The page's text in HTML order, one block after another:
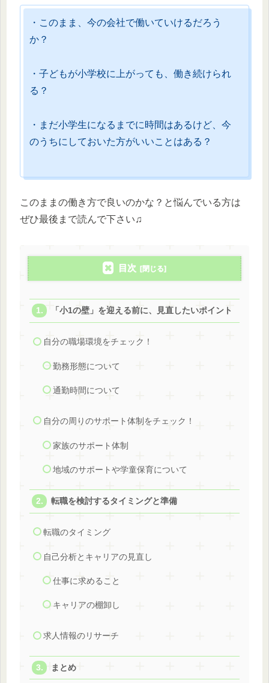
・このまま、今の会社で働いていけるだろう
か？
・子どもが小学校に上がっても、働き続けられ
る？
・まだ小学生になるまでに時間はあるけど、今
のうちにしておいた方がいいことはある？
このままの働き方で良いのかな？と悩んでいる方は
ぜひ最後まで読んで下さい♫
目次
「小1の壁」を迎える前に、見直したいポイント
自分の職場環境をチェック！
勤務形態について
通勤時間について
自分の周りのサポート体制をチェック！
家族のサポート体制
地域のサポートや学童保育について
転職を検討するタイミングと準備
転職のタイミング
自己分析とキャリアの見直し
仕事に求めること
キャリアの棚卸し
求人情報のリサーチ
まとめ